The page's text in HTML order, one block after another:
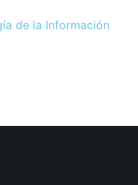
de la Información